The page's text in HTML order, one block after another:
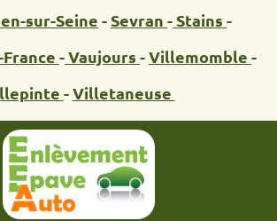
sur-Seine -Sevran -Stains -
-Vaujours -Villemomble -
-Villetaneuse